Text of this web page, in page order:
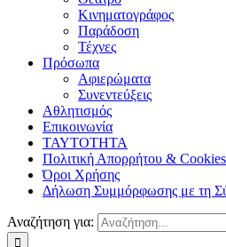
Κινηματογράφος
Παράδοση
Τέχνες
Πρόσωπα
Αφιερώματα
Συνεντεύξεις
Αθλητισμός
Επικοινωνία
ΤΑΥΤΟΤΗΤΑ
Πολιτική Απορρήτου & Cookies
Όροι Χρήσης
Δήλωση Συμμόρφωσης με τη
Αναζήτηση για: